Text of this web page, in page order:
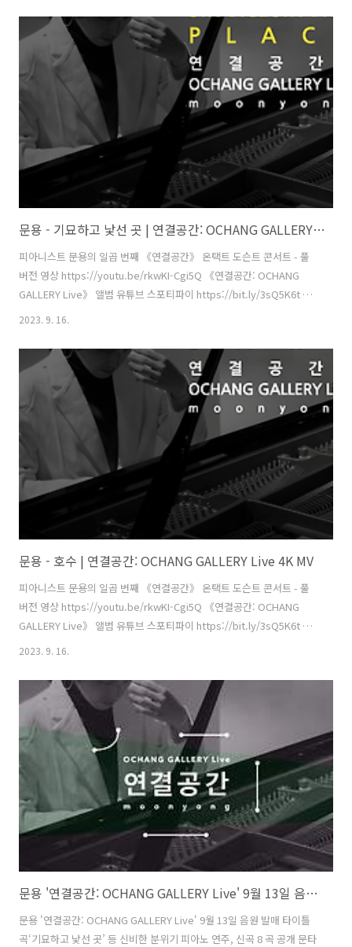
출・의상 및 홍보 - 장초영(TAra) 보조 스태프 - 임미영 영상 - 유영균
(STUDIO2F) 촬영 - 유영균, 서두리 음향 - 곽동준(K-SOUND) 음향 조감
독 - 남동훈 협력 - 김세은 학예연구사, 양수영 코디네이터 [ 전시 ] 《환
경을 위한 디자인 행동주의》 주최·주관 - 문타라엔터테인먼트 | 협력 -
문용 - 기묘하고 낯선 곳 | 연결공간: OCHANG GALLERY Live 4K MV
피아니스트 문용의 일곱 번째 《연결공간》 온택트 도슨트 콘서트 - 풀
버전 영상 https://youtu.be/rkwKI-Cgi5Q 《연결공간: OCHANG
GALLERY Live》 앨범 유튜브 스포티파이 https://bit.ly/3sQ5K6t 애
출・의상 및 홍보 - 장초영(TAra) 보조 스태프 - 임미영 영상 - 유영균
(STUDIO2F) 촬영 - 유영균, 서두리 음향 - 곽동준(K-SOUND) 음향 조감
독 - 남동훈 협력 - 김세은 학예연구사, 양수영 코디네이터 [ 전시 ] 《환
경을 위한 디자인 행동주의》 주최·주관 - 문타라엔터테인먼트 | 협력 -
2023. 9. 16.
문용 - 호수 | 연결공간: OCHANG GALLERY Live 4K MV
피아니스트 문용의 일곱 번째 《연결공간》 온택트 도슨트 콘서트 - 풀
버전 영상 https://youtu.be/rkwKI-Cgi5Q 《연결공간: OCHANG
GALLERY Live》 앨범 유튜브 스포티파이 https://bit.ly/3sQ5K6t 애
플뮤직 작곡・편곡・연주 - 문용(moonyong) 대본・내레이션 - 문용
출・의상 및 홍보 - 장초영(TAra) 보조 스태프 - 임미영 영상 - 유영균
(STUDIO2F) 촬영 - 유영균, 서두리 음향 - 곽동준(K-SOUND) 음향 조감
독 - 남동훈 협력 - 김세은 학예연구사, 양수영 코디네이터 [ 전시 ] 《환
경을 위한 디자인 행동주의》 주최·주관 - 문타라엔터테인먼트 | 협력 -
청주시, ..
2023. 9. 16.
문용 '연결공간: OCHANG GALLERY Live' 9월 13일 음원 발매
문용 '연결공간: OCHANG GALLERY Live' 9월 13일 음원 발매 타이틀
곡‘기묘하고 낯선 곳’ 등 신비한 분위기 피아노 연주, 신곡 8 곡 공개 문타